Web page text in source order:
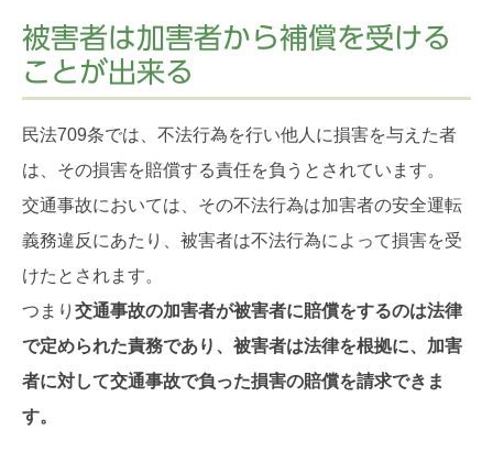
被害者は加害者から補償を受ける
ことが出来る
民法709条では、不法行為を行い他人に損害を与えた者
は、その損害を賠償する責任を負うとされています。
交通事故においては、その不法行為は加害者の安全運転
義務違反にあたり、被害者は不法行為によって損害を受
けたとされます。
つまり 交通事故の加害者が被害者に賠償をするのは法律
で定められた責務であり、被害者は法律を根拠に、加害
者に対して交通事故で負った損害の賠償を請求できま
す。